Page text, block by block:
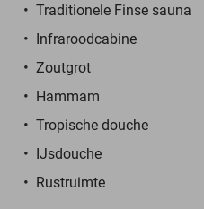
Traditionele Finse sauna
Infraroodcabine
Zoutgrot
Hammam
Tropische douche
IJsdouche
Rustruimte